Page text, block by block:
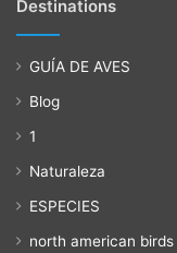
Destinations
GUÍA DE AVES
Blog
1
Naturaleza
ESPECIES
north american birds